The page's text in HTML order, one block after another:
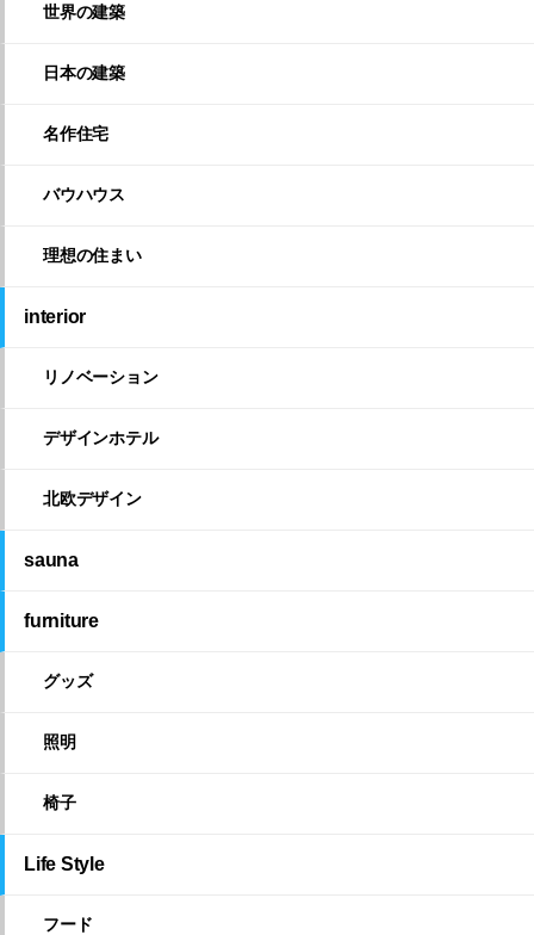
世界の建築
日本の建築
名作住宅
バウハウス
理想の住まい
interior
リノベーション
デザインホテル
北欧デザイン
sauna
furniture
グッズ
照明
椅子
Life Style
フード